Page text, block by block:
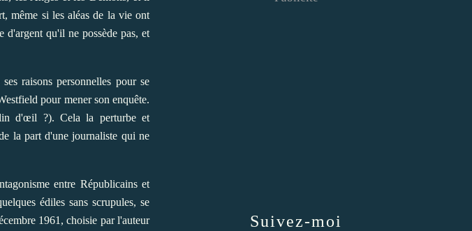
même si les aléas de la vie ont
d'argent qu'il ne possède pas, et
raisons personnelles pour se
pour mener son enquête.
d'œil ?). Cela la perturbe et
la part d'une journaliste qui ne
entre Républicains et
édiles sans scrupules, se
1961, choisie par l'auteur
Suivez-moi